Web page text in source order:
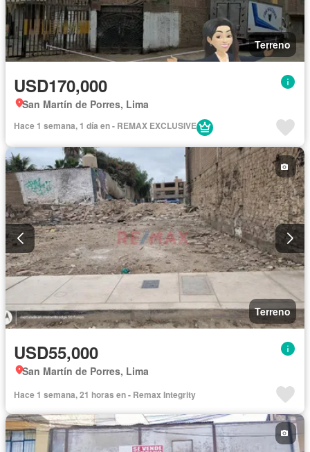
Terreno
USD170,000
San Martín de Porres, Lima
Hace 1 semana, 1 día en - REMAX EXCLUSIVE
Terreno
USD55,000
San Martín de Porres, Lima
Hace 1 semana, 21 horas en - Remax Integrity